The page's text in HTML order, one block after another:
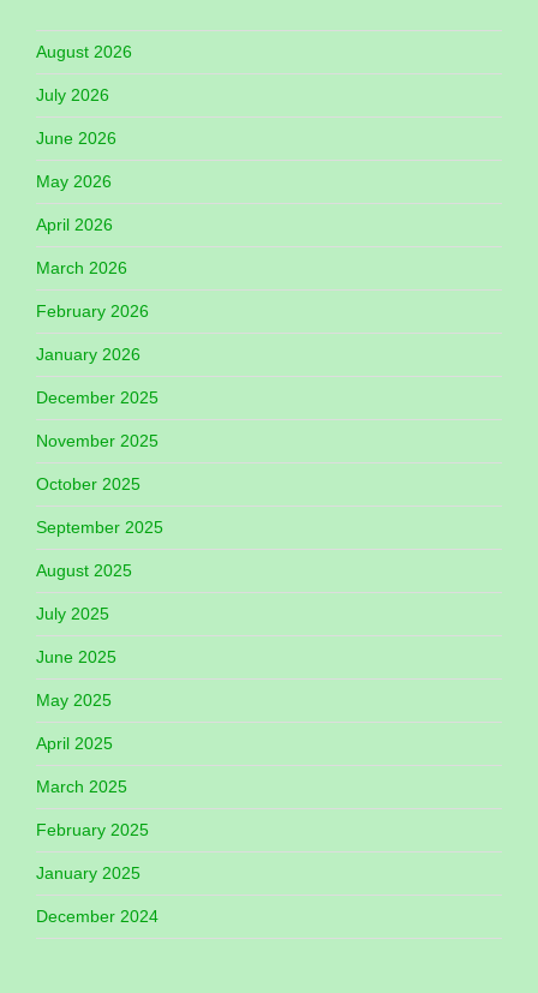
August 2026
July 2026
June 2026
May 2026
April 2026
March 2026
February 2026
January 2026
December 2025
November 2025
October 2025
September 2025
August 2025
July 2025
June 2025
May 2025
April 2025
March 2025
February 2025
January 2025
December 2024